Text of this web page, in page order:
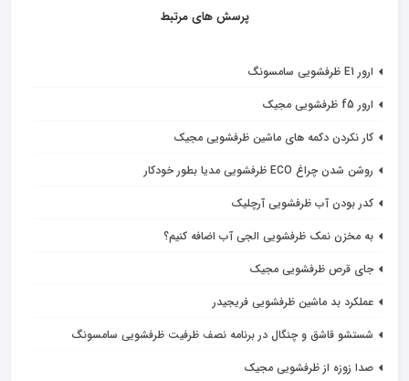
پرسش های مرتبط
ارور E1 ظرفشویی سامسونگ
ارور f5 ظرفشویی مجیک
کار نکردن دکمه های ماشین ظرفشویی مجیک
روشن شدن چراغ ECO ظرفشویی مدیا بطور خودکار
کدر بودن آب ظرفشویی آرچلیک
به مخزن نمک ظرفشویی الجی آب اضافه کنیم؟
جای قرص ظرفشویی مجیک
عملکرد بد ماشین ظرفشویی فریجیدر
شستشو قاشق و چنگال در برنامه نصف ظرفیت ظرفشویی سامسونگ
صدا زوزه از ظرفشویی مجیک